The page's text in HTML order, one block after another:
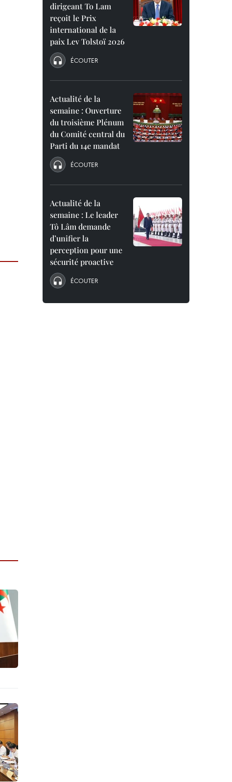
dirigeant To Lam
reçoit le Prix
international de la
paix Lev Tolstoï 2026
ÉCOUTER
Actualité de la
semaine : Ouverture
du troisième Plénum
du Comité central du
Parti du 14e mandat
ÉCOUTER
Actualité de la
semaine : Le leader
Tô Lâm demande
d’unifier la
perception pour une
sécurité proactive
ÉCOUTER